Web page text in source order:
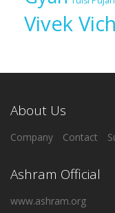
Vivek
About Us
Company Contact
Ashram Official
www.ashram.org